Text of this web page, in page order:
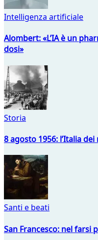
Intelligenza artificiale
Alombert: «L’IA è un
dosi»
Storia
8 agosto 1956: l’Italia
Santi e beati